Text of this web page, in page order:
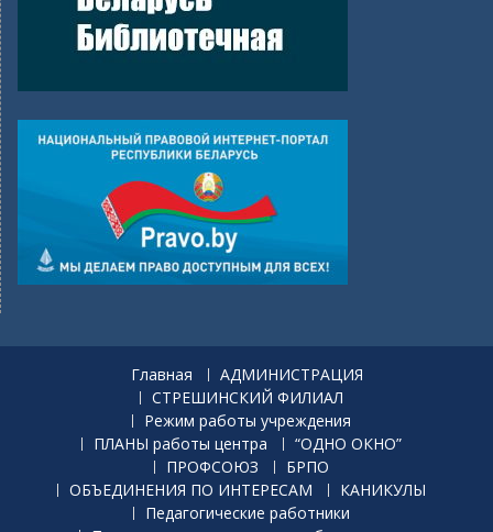
Главная
АДМИНИСТРАЦИЯ
СТРЕШИНСКИЙ ФИЛИАЛ
Режим работы учреждения
ПЛАНЫ работы центра
“ОДНО ОКНО”
ПРОФСОЮЗ
БРПО
ОБЪЕДИНЕНИЯ ПО ИНТЕРЕСАМ
КАНИКУЛЫ
Педагогические работники